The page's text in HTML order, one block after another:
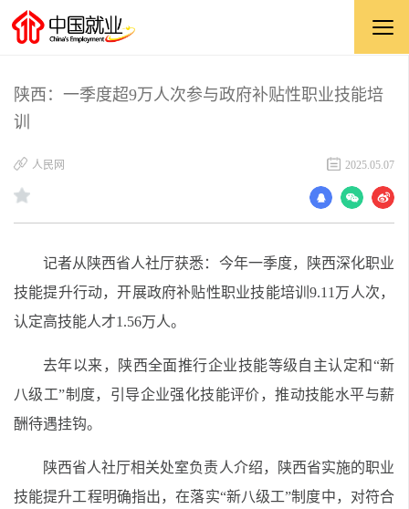
陕西：一季度超9万人次参与政府补贴性职业技能培
训
​人民网 2025.05.07
记者从陕西省人社厅获悉：今年一季度，陕西深化职业
技能提升行动，开展政府补贴性职业技能培训9.11万人次，
认定高技能人才1.56万人。
去年以来，陕西全面推行企业技能等级自主认定和“新
八级工”制度，引导企业强化技能评价，推动技能水平与薪
酬待遇挂钩。
陕西省人社厅相关处室负责人介绍，陕西省实施的职业
技能提升工程明确指出，在落实“新八级工”制度中，对符合